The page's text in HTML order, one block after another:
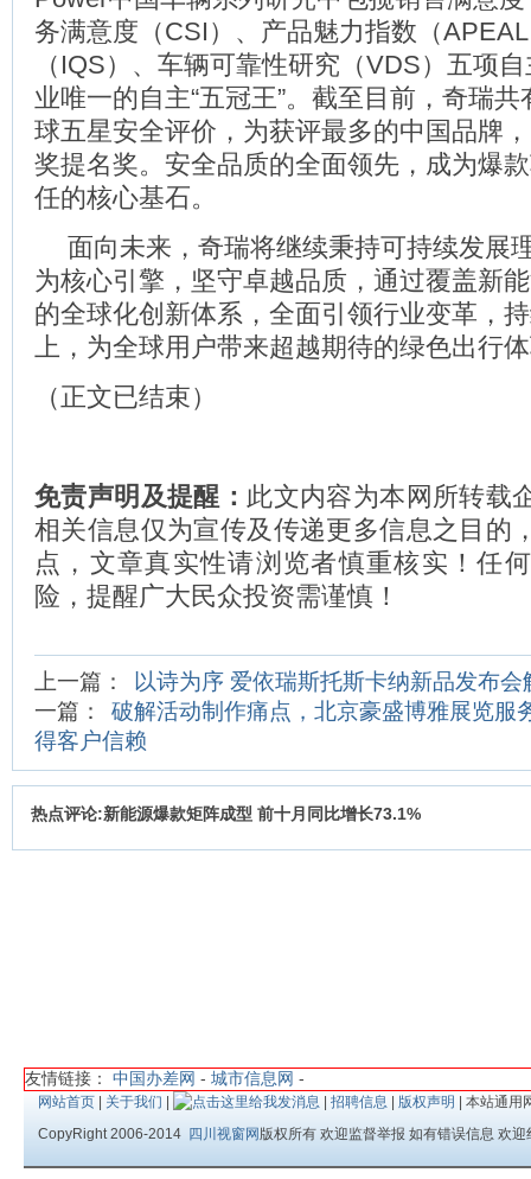
务满意度（CSI）、产品魅力指数（
（IQS）、车辆可靠性研究（VDS）五项
业唯一的自主“五冠王”。截至目前，奇瑞
球五星安全评价，为获评最多的中国品牌
奖提名奖。安全品质的全面领先，成为爆
任的核心基石。
面向未来，奇瑞将继续秉持可持续发展
为核心引擎，坚守卓越品质，通过覆盖新
的全球化创新体系，全面引领行业变革，
上，为全球用户带来超越期待的绿色出行
（正文已结束）
免责声明及提醒： 此文内容为本网所转载
相关信息仅为宣传及传递更多信息之目的
点，文章真实性请浏览者慎重核实！任
险，提醒广大民众投资需谨慎！
上一篇：
以诗为序 爱依瑞斯托斯卡纳新品发布
一篇：
破解活动制作痛点，北京豪盛博雅展览服
得客户信赖
热点评论:新能源爆款矩阵成型 前十月同比增长73.1%
友情链接： 中国办差网 - 城市信息网 -
网站首页 关于我们 招聘信息 版权声明
| 本站通用
CopyRight 2006-2014 四川视窗网 版权所有 欢迎监督举报 如有错误信息 欢迎